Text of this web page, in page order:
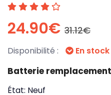
24.90€ 31.12€
Disponibilité : En stock
Batterie
État: Neuf